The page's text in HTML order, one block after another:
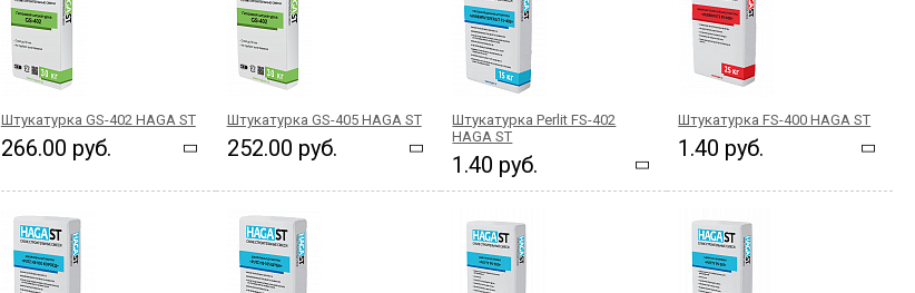
Штукатурка GS-402 HAGA ST
266.00 руб.
Штукатурка GS-405 HAGA ST
252.00 руб.
Штукатурка Perlit FS-402
HAGA ST
1.40 руб.
Штукатурка FS-400 HAGA ST
1.40 руб.